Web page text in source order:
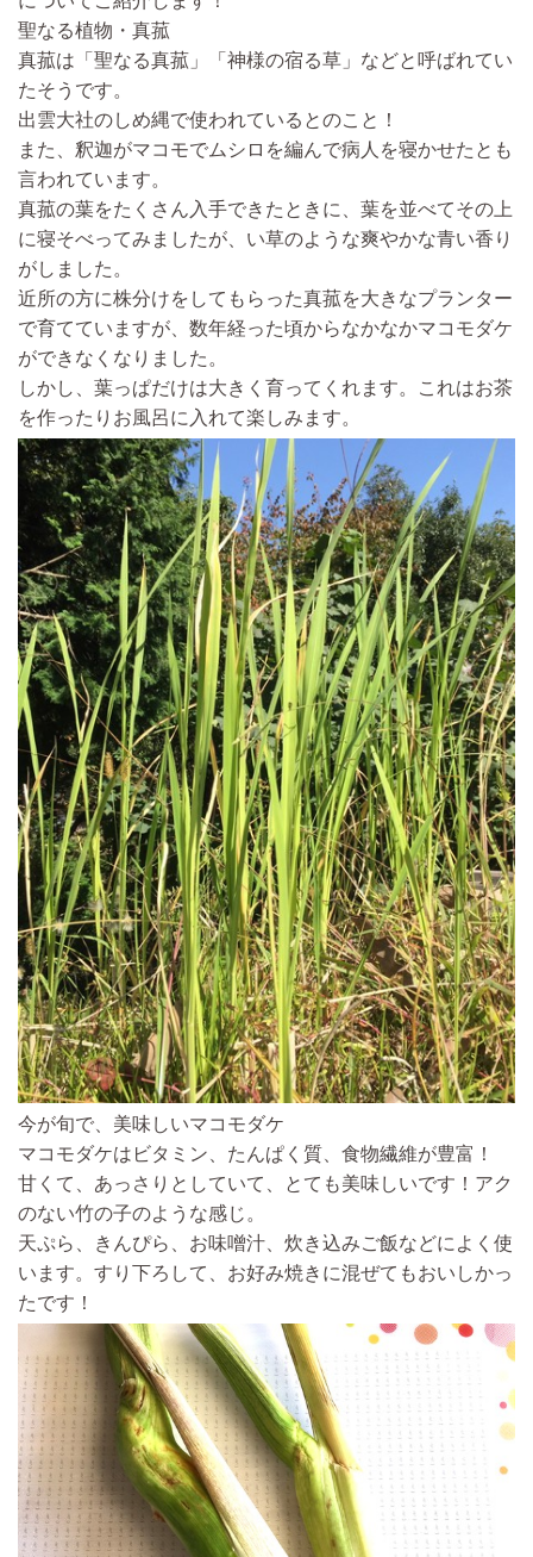
聖なる植物・真菰
真菰は「聖なる真菰」「神様の宿る草」などと呼ばれてい
たそうです。
出雲大社のしめ縄で使われているとのこと！
また、釈迦がマコモでムシロを編んで病人を寝かせたとも
言われています。
真菰の葉をたくさん入手できたときに、葉を並べてその上
に寝そべってみましたが、い草のような爽やかな青い香り
がしました。
近所の方に株分けをしてもらった真菰を大きなプランター
で育てていますが、数年経った頃からなかなかマコモダケ
ができなくなりました。
しかし、葉っぱだけは大きく育ってくれます。これはお茶
を作ったりお風呂に入れて楽しみます。
今が旬で、美味しいマコモダケ
マコモダケはビタミン、たんぱく質、食物繊維が豊富！
甘くて、あっさりとしていて、とても美味しいです！ アク
のない竹の子のような感じ。
天ぷら、きんぴら、お味噌汁、炊き込みご飯などによく使
います。すり下ろして、お好み焼きに混ぜてもおいしかっ
たです！